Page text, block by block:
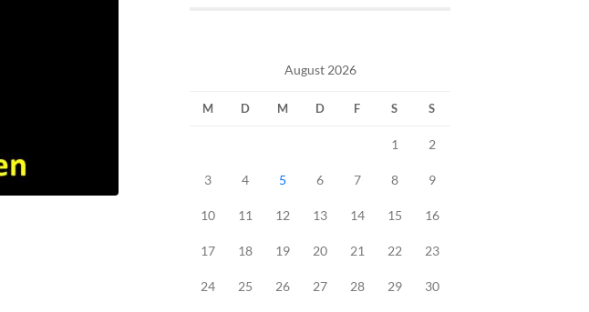
August 2026
M D M D F S S
1 2
3 4 5 6 7 8 9
10 11 12 13 14 15 16
17 18 19 20 21 22 23
24 25 26 27 28 29 30